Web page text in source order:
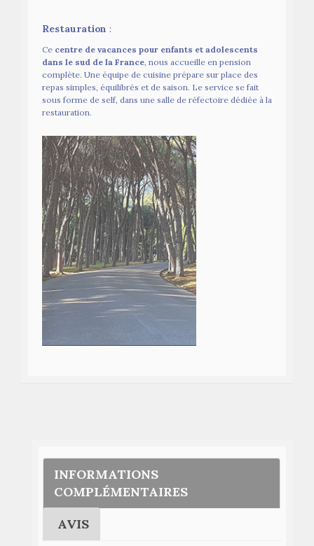
Restauration :
Ce centre de vacances pour enfants et adolescents
dans le sud de la France , nous accueille en pension
complète. Une équipe de cuisine prépare sur place des
repas simples, équilibrés et de saison. Le service se fait
sous forme de self, dans une salle de réfectoire dédiée à la
restauration.
INFORMATIONS
COMPLÉMENTAIRES
AVIS